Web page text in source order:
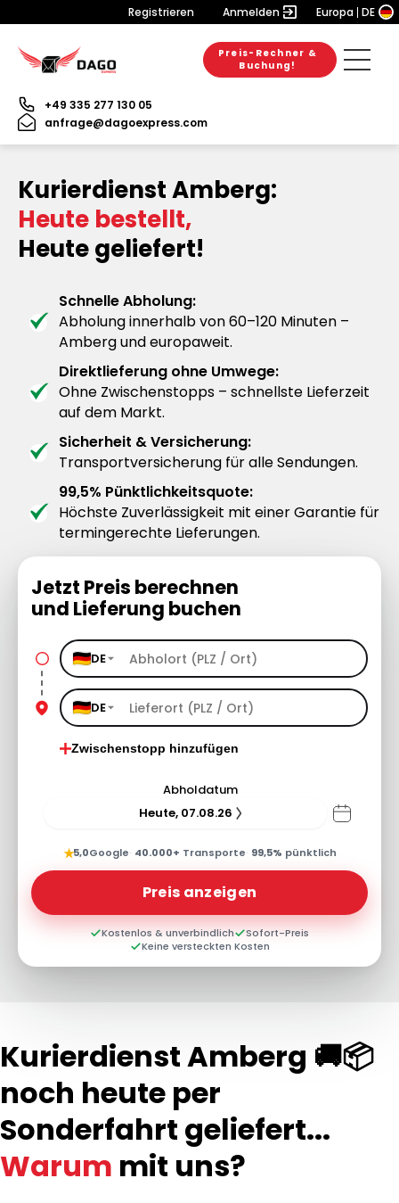
Registrieren Anmelden Europa DE
Preis-Rechner &
Buchung!
+49 335 277 130 05
anfrage@dagoexpress.com
Kurierdienst Amberg:
Heute bestellt,
Heute geliefert!
Schnelle Abholung:
Abholung innerhalb von 60–120 Minuten –
Amberg und europaweit.
Direktlieferung ohne Umwege:
Ohne Zwischenstopps – schnellste Lieferzeit
auf dem Markt.
Sicherheit & Versicherung:
Transportversicherung für alle Sendungen.
99,5% Pünktlichkeitsquote:
Höchste Zuverlässigkeit mit einer Garantie für
termingerechte Lieferungen.
Jetzt Preis berechnen
und Lieferung buchen
DE
DE
Zwischenstopp hinzufügen
Abholdatum
Heute, 07.08.26
★5,0Google· 40.000+ Transporte· 99,5% pünktlich
Preis anzeigen
Kostenlos & unverbindlich
Sofort-Preis
Keine versteckten Kosten
Kurierdienst Amberg 🚚📦
noch heute per
Sonderfahrt geliefert...
Warum mit uns?